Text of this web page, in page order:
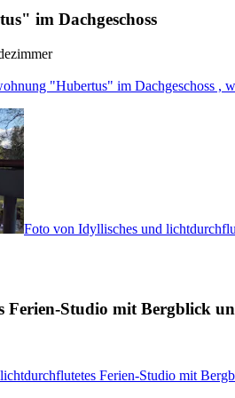
im Dachgeschoss
"Hubertus" im Dachgeschoss ,
Foto von Idyllisches und
Ferien-Studio mit Bergblick
Ferien-Studio mit